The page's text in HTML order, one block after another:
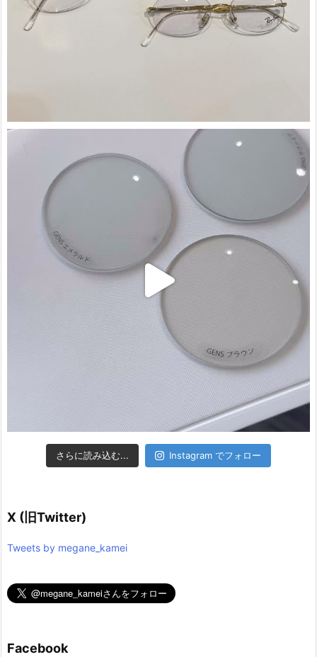
さらに読み込む... Instagram でフォロー
X (旧Twitter)
Tweets by megane_kamei
Facebook